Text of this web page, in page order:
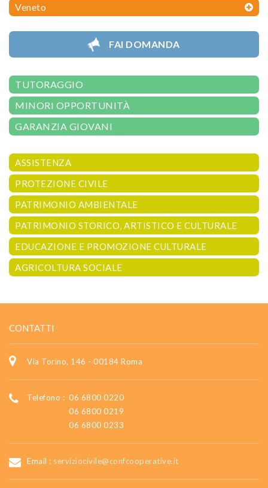
Veneto
FAI DOMANDA
TUTORAGGIO
MINORI OPPORTUNITÀ
GARANZIA GIOVANI
ASSISTENZA
PROTEZIONE CIVILE
PATRIMONIO AMBIENTALE
PATRIMONIO STORICO, ARTISTICO E CULTURALE
EDUCAZIONE E PROMOZIONE CULTURALE
AGRICOLTURA SOCIALE
CONTATTI
Via Torino, 146 - 00184 Roma
Telefono : 06 6800 0220
06 6800 0219
06 6800 0233
Email : serviziocivile@confcooperative.it